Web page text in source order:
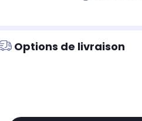
Options de livraison